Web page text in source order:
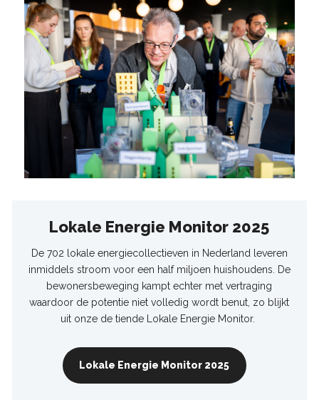
Lokale Energie Monitor 2025
De 702 lokale energiecollectieven in Nederland leveren
inmiddels stroom voor een half miljoen huishoudens. De
bewonersbeweging kampt echter met vertraging
waardoor de potentie niet volledig wordt benut, zo blijkt
uit onze de tiende Lokale Energie Monitor.
Lokale Energie Monitor 2025